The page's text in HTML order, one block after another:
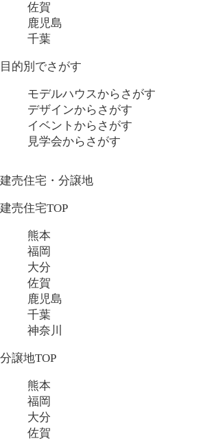
佐賀
鹿児島
千葉
目的別でさがす
モデルハウスからさがす
デザインからさがす
イベントからさがす
見学会からさがす
建売住宅・分譲地
建売住宅TOP
熊本
福岡
大分
佐賀
鹿児島
千葉
神奈川
分譲地TOP
熊本
福岡
大分
佐賀